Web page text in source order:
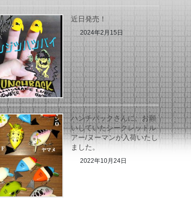
近日発売！
2024年2月15日
ハンチバックさんに、お願
いしていたシークレットル
アー/ヌーマンが入荷いたし
ました。
2022年10月24日